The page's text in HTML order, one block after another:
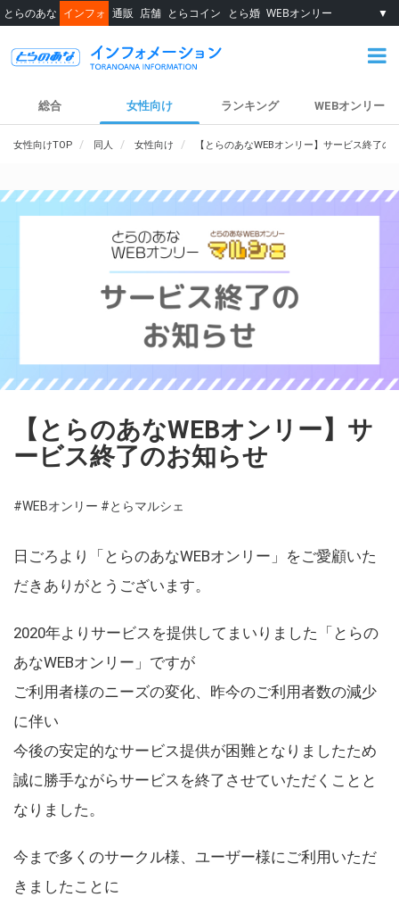
とらのあな インフォ 通販 店舗 とらコイン とら婚 WEBオンリー ▼
総合 女性向け ランキング WEBオンリー
女性向けTOP 同人 女性向け 【とらのあなWEBオンリー】サービス終了の
【とらのあなWEBオンリー】サ
ービス終了のお知らせ
#WEBオンリー #とらマルシェ
日ごろより「とらのあなWEBオンリー」をご愛顧いた
だきありがとうございます。
2020年よりサービスを提供してまいりました「とらの
あなWEBオンリー」ですが
ご利用者様のニーズの変化、昨今のご利用者数の減少
に伴い
今後の安定的なサービス提供が困難となりましたため
誠に勝手ながらサービスを終了させていただくことと
なりました。
今まで多くのサークル様、ユーザー様にご利用いただ
きましたことに